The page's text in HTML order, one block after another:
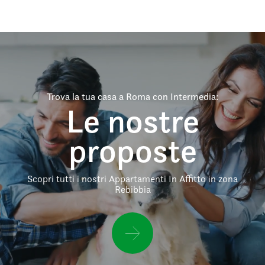
Trova la tua casa a Roma con Intermedia:
Le nostre
proposte
Scopri tutti i nostri Appartamenti In Affitto in zona
Rebibbia